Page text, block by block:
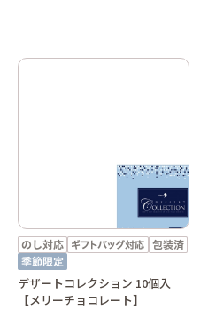
デザートコレクション 10個入
【メリーチョコレート】